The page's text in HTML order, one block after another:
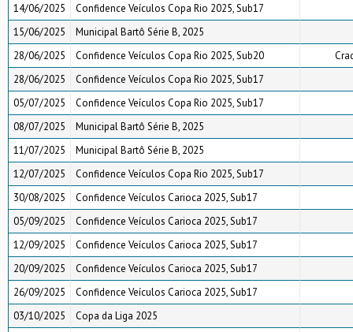
14/06/2025
Confidence Veículos Copa Rio 2025, Sub17
15/06/2025
Municipal Bartô Série B, 2025
28/06/2025
Confidence Veículos Copa Rio 2025, Sub20
28/06/2025
Confidence Veículos Copa Rio 2025, Sub17
05/07/2025
Confidence Veículos Copa Rio 2025, Sub17
08/07/2025
Municipal Bartô Série B, 2025
11/07/2025
Municipal Bartô Série B, 2025
12/07/2025
Confidence Veículos Copa Rio 2025, Sub17
30/08/2025
Confidence Veículos Carioca 2025, Sub17
05/09/2025
Confidence Veículos Carioca 2025, Sub17
12/09/2025
Confidence Veículos Carioca 2025, Sub17
20/09/2025
Confidence Veículos Carioca 2025, Sub17
26/09/2025
Confidence Veículos Carioca 2025, Sub17
03/10/2025
Copa da Liga 2025